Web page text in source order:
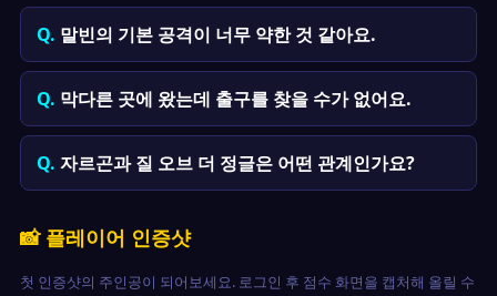
말빈의 기본 공격이 너무 약한 것 같아요.
막다른 곳에 왔는데 출구를 찾을 수가 없어요.
자르곤과 질 오브 더 정글은 어떤 관계인가요?
📸 플레이어 인증샷
첫 인증샷의 주인공이 되어보세요. 로그인 후 점수 화면을 캡처해 올릴 수